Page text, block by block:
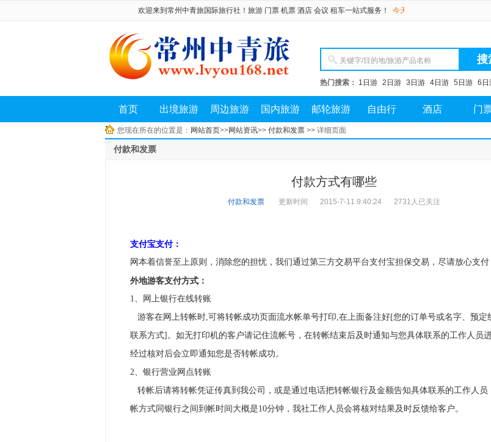
欢迎来到常州中青旅国际旅行社！旅游 门票 机票 酒店 会议 租车一站式服务！今天是 2026年08月06日 星期四
热门搜索： 1日游 2日游 3日游 4日游 5日游 6日
首页 出境旅游 周边旅游 国内旅游 邮轮旅游 自由行 酒店 门
您现在所在的位置是： 网站首页>>网站资讯>> 付款和发票 >> 详细页面
付款和发票
付款方式有哪些
付款和发票 更新时间 2015-7-11 9:40:24 2731人已关注
支付宝支付：
网本着信誉至上原则，消除您的担忧，我们通过第三方交易平台支付宝担保交易，尽请放心支付
外地游客支付方式：
1、网上银行在线转账
游客在网上转帐时,可将转帐成功页面流水帐单号打印,在上面备注好[您的订单号或名字、预定
联系方式]。如无打印机的客户请记住流帐号，在转帐结束后及时通知与您具体联系的工作人员
经过核对后会立即通知您是否转帐成功。
2、银行营业网点转账
转帐后请将转帐凭证传真到我公司，或是通过电话把转帐银行及金额告知具体联系的工作人员
帐方式同银行之间到帐时间大概是10分钟，我社工作人员会将核对结果及时反馈给客户。